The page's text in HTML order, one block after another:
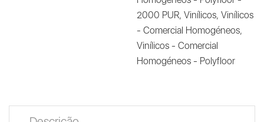
2000 PUR,Vinílicos,Vinílicos
- Comercial Homogéneos,
Vinílicos - Comercial
Homogéneos - Polyfloor